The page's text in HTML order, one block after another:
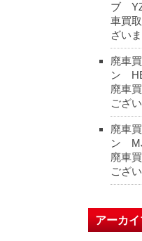
ブ
車買
ざい
廃車
ン
廃車
ござ
廃車
ン
廃車
ござ
アーカイ